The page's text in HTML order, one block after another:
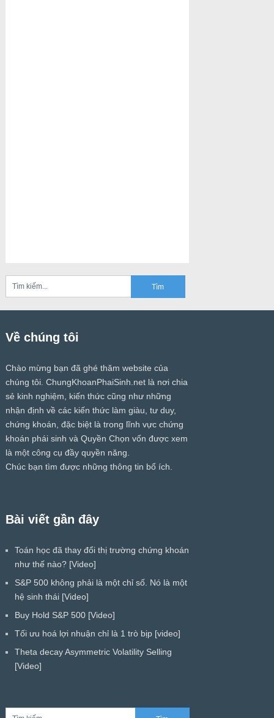
Về chúng tôi
Chào mừng bạn đã ghé thăm website của
chúng tôi. ChungKhoanPhaiSinh.netlà nơi chia
sẻ kinh nghiệm, kiến thức cũng như những
nhận định về các kiến thức làm giàu, tư duy,
chứng khoán, đặc biệt là trong lĩnh vực chứng
khoán phái sinh và Quyền Chọn vốn được xem
là một công cụ đầy quyền năng.
Chúc bạn tìm được những thông tin bổ ích.
Bài viết gần đây
Toán học đã thay đổi thị trường chứng khoán
như thế nào? [Video]
S&P 500 không phải là một chỉ số. Nó là một
hệ sinh thái [Video]
Buy Hold S&P 500 [Video]
Tối ưu hoá lợi nhuận chỉ là 1 trò bịp [video]
Theta decay Asymmetric Volatility Selling
[Video]